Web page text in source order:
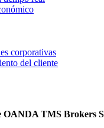
corporativas
del cliente
OANDA TMS Brokers